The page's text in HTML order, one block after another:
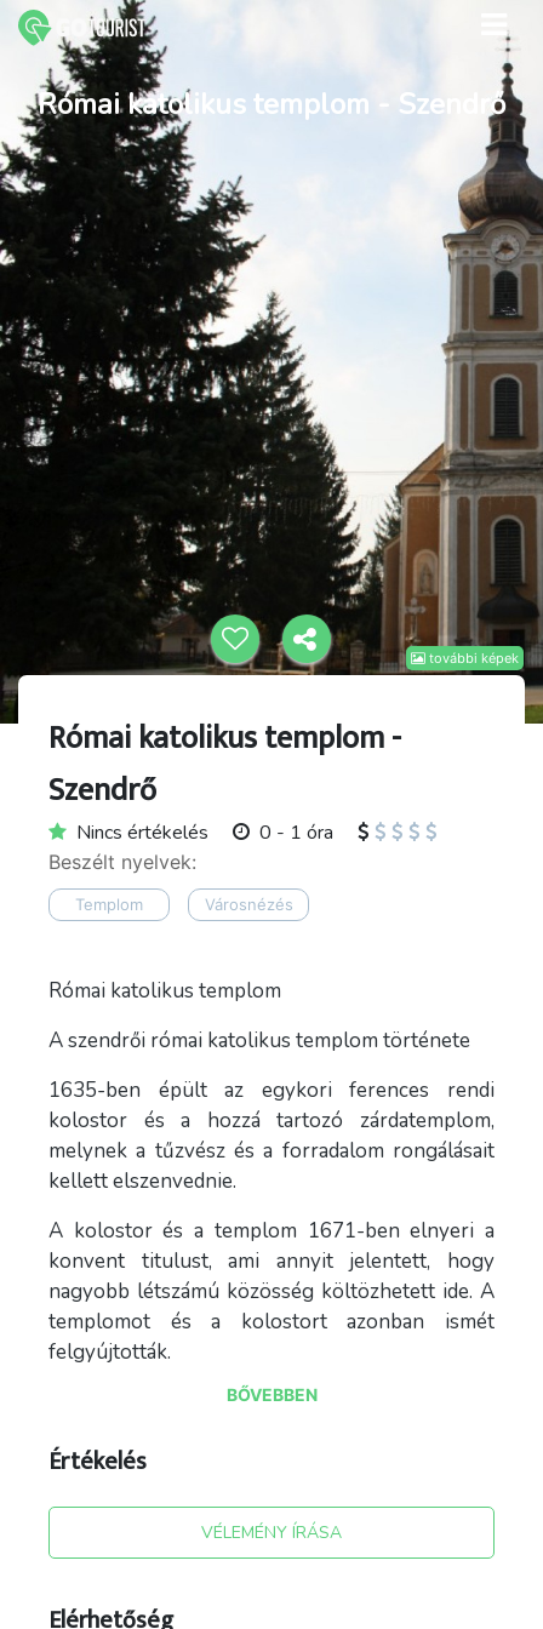
további képek
Római katolikus templom - Szendrő
Római katolikus templom -
Szendrő
Nincs értékelés 0 - 1 óra
Beszélt nyelvek:
Templom Városnézés
Római katolikus templom
A szendrői római katolikus templom története
1635-ben épült az egykori ferences rendi
kolostor és a hozzá tartozó zárdatemplom,
melynek a tűzvész és a forradalom rongálásait
kellett elszenvednie.
A kolostor és a templom 1671-ben elnyeri a
konvent titulust, ami annyit jelentett, hogy
nagyobb létszámú közösség költözhetett ide. A
templomot és a kolostort azonban ismét
felgyújtották.
1674-ben a templomhoz külső
Csáki István földbirtokos, Móré István
valamint a várban korábban működő
jezsuitáknak adományozott ingatlanokból,- mely
templomot és a konventet felújítani, átépíteni és
BŐVEBBEN
Értékelés
VÉLEMÉNY ÍRÁSA